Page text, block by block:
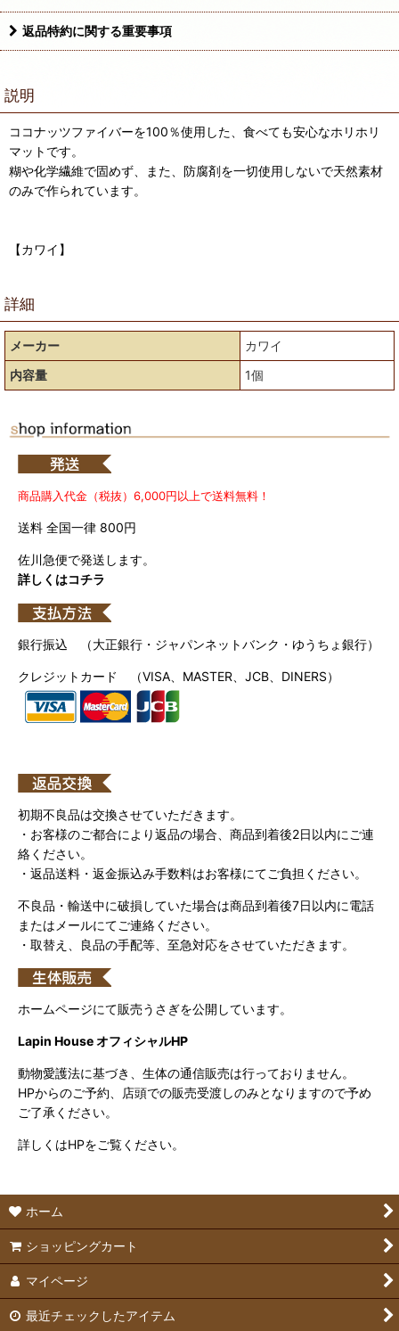
返品特約に関する重要事項
説明
ココナッツファイバーを100％使用した、食べても安心なホリホリ
マットです。
糊や化学繊維で固めず、また、防腐剤を一切使用しないで天然素材
のみで作られています。
【カワイ】
詳細
メーカー
カワイ
内容量
1個
商品購入代金（税抜）6,000円以上で送料無料！
送料 全国一律 800円
佐川急便で発送します。
詳しくはコチラ
銀行振込 （大正銀行・ジャパンネットバンク・ゆうちょ銀行）
クレジットカード （VISA、MASTER、JCB、DINERS）
初期不良品は交換させていただきます。
・お客様のご都合により返品の場合、商品到着後2日以内にご連
絡ください。
・返品送料・返金振込み手数料はお客様にてご負担ください。
不良品・輸送中に破損していた場合は商品到着後7日以内に電話
またはメールにてご連絡ください。
・取替え、良品の手配等、至急対応をさせていただきます。
ホームページにて販売うさぎを公開しています。
Lapin House オフィシャルHP
動物愛護法に基づき、生体の通信販売は行っておりません。
HPからのご予約、店頭での販売受渡しのみとなりますので予め
ご了承ください。
詳しくはHPをご覧ください。
ホーム
ショッピングカート
マイページ
最近チェックしたアイテム